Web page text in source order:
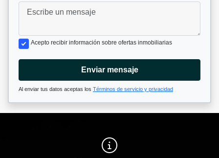
Acepto recibir información sobre ofertas inmobiliarias
Enviar mensaje
Al enviar tus datos aceptas los Términos de servicio y privacidad